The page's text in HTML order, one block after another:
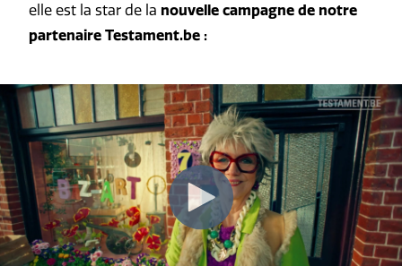
elle est la star de la nouvelle campagne de notre
partenaire Testament.be :